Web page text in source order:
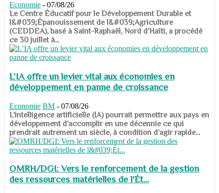
Economie - 07/08/26
​​​​​​​Le Centre Éducatif pour le Développement Durable et
l&#039;Épanouissement de l&#039;Agriculture
(CEDDEA), basé à Saint-Raphaël, Nord d’Haïti, a procédé
ce 30 juillet à...
L’IA offre un levier vital aux économies en
développement en panne de croissance
Economie BM - 07/08/26
​​​​​​​L’intelligence artificielle (IA) pourrait permettre aux pays en
développement d’accomplir en une décennie ce qui
prendrait autrement un siècle, à condition d’agir rapide...
OMRH/DGI: Vers le renforcement de la gestion
des ressources matérielles de l'Ét...